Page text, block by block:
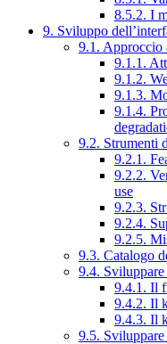
8.5.2. I
9. Sviluppo
9.1. Approccio
9.1.1.
9.1.2.
9.1.3.
9.1.4.
9.2. Strumenti
9.2.1.
9.2.2.
use
9.2.3.
9.2.4.
9.2.5.
9.3. Catalogo
9.4.
9.4.1. Il
9.4.2. Il
9.4.3. Il
9.5.